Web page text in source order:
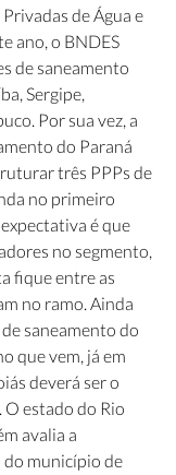
de Água e
ano, o BNDES
de saneamento
Sergipe,
Por sua vez, a
do Paraná
três PPPs de
no primeiro
é que
no segmento,
fique entre as
no ramo. Ainda
saneamento do
que vem, já em
deverá ser o
estado do Rio
avalia a
do município de